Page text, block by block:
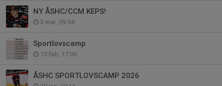
NY ÅSHC/CCM KEPS!
3 mar, 09:54
Sportlovscamp
15 feb, 17:00
ÅSHC SPORTLOVSCAMP 2026